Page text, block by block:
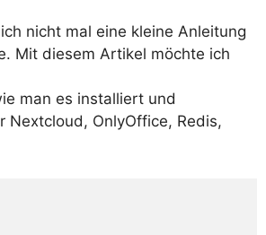
nicht mal eine kleine Anleitung
Mit diesem Artikel möchte ich
man es installiert und
Nextcloud, OnlyOffice, Redis,